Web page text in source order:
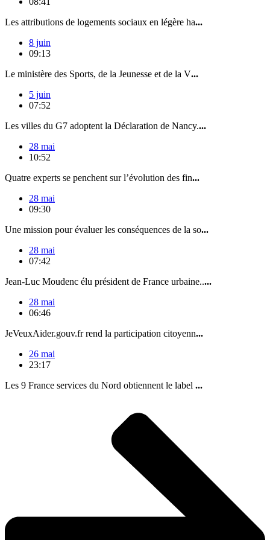
Les attributions de logements sociaux en légère ha...
8 juin
09:13
Le ministère des Sports, de la Jeunesse et de la V...
5 juin
07:52
Les villes du G7 adoptent la Déclaration de Nancy....
28 mai
10:52
Quatre experts se penchent sur l’évolution des fin...
28 mai
09:30
Une mission pour évaluer les conséquences de la so...
28 mai
07:42
Jean-Luc Moudenc élu président de France urbaine.....
28 mai
06:46
JeVeuxAider.gouv.fr rend la participation citoyenn...
26 mai
23:17
Les 9 France services du Nord obtiennent le label ...